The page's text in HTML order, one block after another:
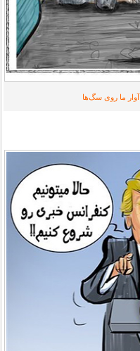
آوار ما روی سگ‌ها